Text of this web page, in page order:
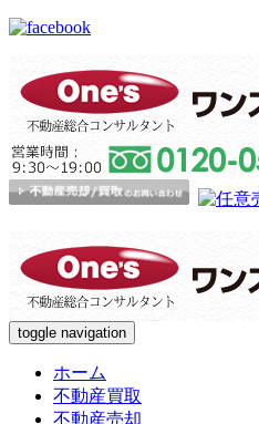
toggle navigation
ホーム
不動産買取
不動産売却